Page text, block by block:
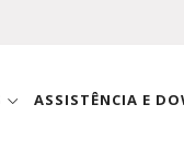
ASSISTÊNCIA E